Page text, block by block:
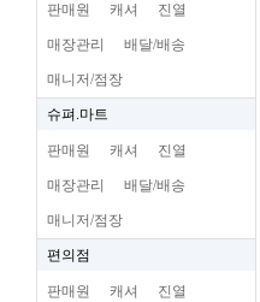
판매원 캐셔 진열
매장관리 배달/배송
매니저/점장
슈펴.마트
판매원 캐셔 진열
매장관리 배달/배송
매니저/점장
편의점
판매원 캐셔 진열